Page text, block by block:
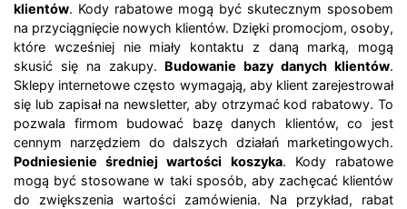
klientów. Kody rabatowe mogą być skutecznym sposobem
na przyciągnięcie nowych klientów. Dzięki promocjom, osoby,
które wcześniej nie miały kontaktu z daną marką, mogą
skusić się na zakupy. Budowanie bazy danych klientów.
Sklepy internetowe często wymagają, aby klient zarejestrował
się lub zapisał na newsletter, aby otrzymać kod rabatowy. To
pozwala firmom budować bazę danych klientów, co jest
cennym narzędziem do dalszych działań marketingowych.
Podniesienie średniej wartości koszyka. Kody rabatowe
mogą być stosowane w taki sposób, aby zachęcać klientów
do zwiększenia wartości zamówienia. Na przykład, rabat